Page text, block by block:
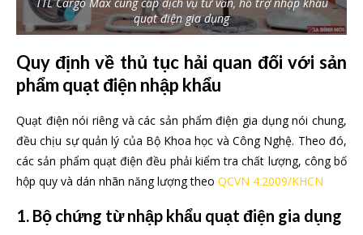
quạt điện gia dụng
Quy định về thủ tục hải quan đối với sản
phẩm quạt điện nhập khẩu
Quạt điện nói riêng và các sản phẩm điện gia dụng nói chung,
đều chịu sự quản lý của Bộ Khoa học và Công Nghệ. Theo đó,
các sản phẩm quạt điện đều phải kiểm tra chất lượng, công bố
hộp quy và dán nhãn năng lượng theo QCVN 4:2009/KHCN
1. Bộ chứng từ nhập khẩu quạt điện gia dụng